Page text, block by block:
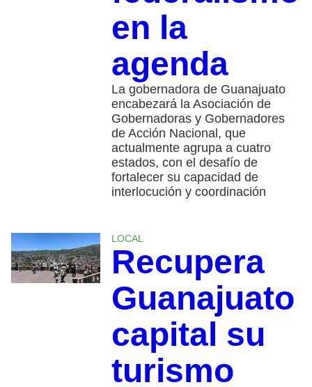
en la
agenda
La gobernadora de Guanajuato
encabezará la Asociación de
Gobernadoras y Gobernadores
de Acción Nacional, que
actualmente agrupa a cuatro
estados, con el desafío de
fortalecer su capacidad de
interlocución y coordinación
LOCAL
Recupera
Guanajuato
capital su
turismo